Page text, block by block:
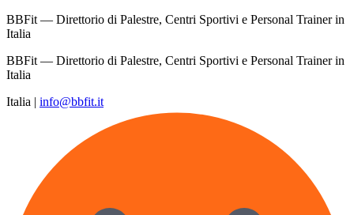
BBFit — Direttorio di Palestre, Centri Sportivi e Personal Trainer in
Italia
BBFit — Direttorio di Palestre, Centri Sportivi e Personal Trainer in
Italia
Italia | info@bbfit.it